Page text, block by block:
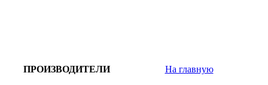
ПРОИЗВОДИТЕЛИ На главную